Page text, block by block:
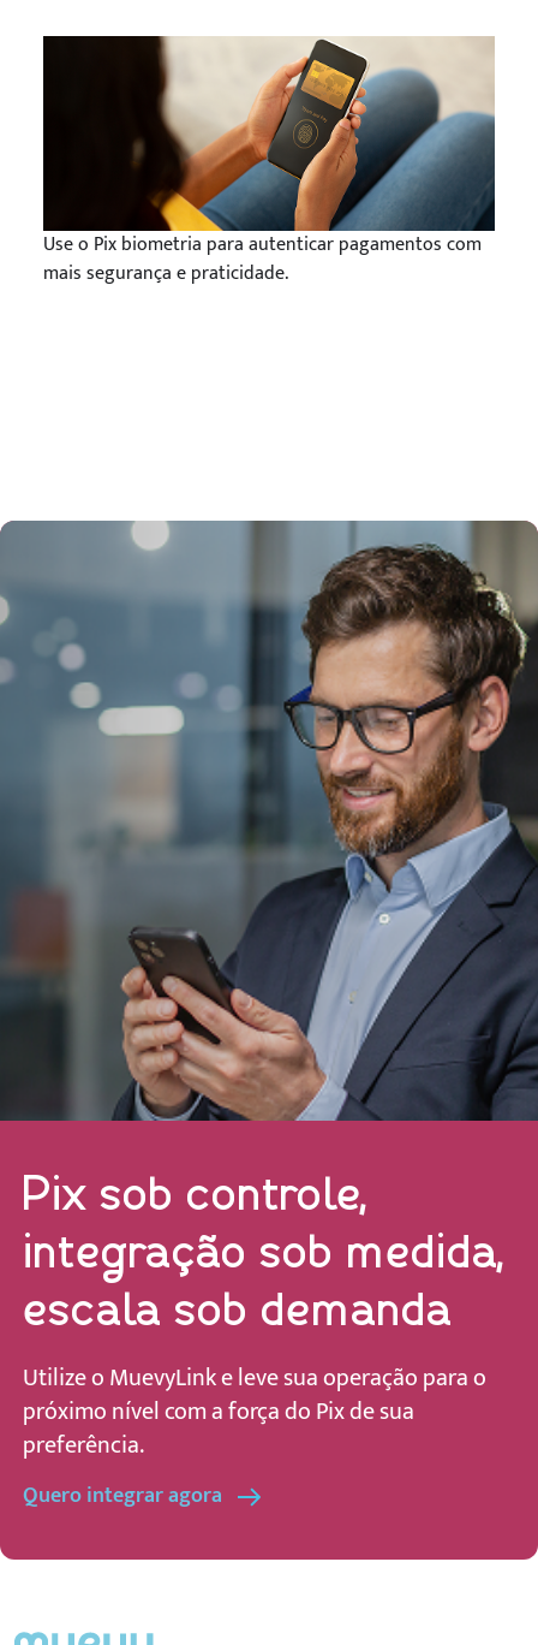
Use o Pix biometria para autenticar pagamentos com
mais segurança e praticidade.
Pix sob controle,
integração sob medida,
escala sob demanda
Utilize o MuevyLink e leve sua operação para o
próximo nível com a força do Pix de sua
preferência.
Quero integrar agora